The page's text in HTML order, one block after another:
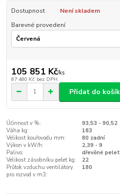
Dostupnost
Není skladem
Barevné provedení
105 851 Kč/ks
87 480 Kč bez DPH
Přidat do
Účinnost v %:
93,53 - 90,52
Váha kg:
183
Velikost kouřovodu mm:
80 zadní
Výkon v kW/h:
2,39 - 9
Palivo:
dřevěné
Velikost zásobníku pelet kg:
22
Průtok vzduchu ventilátory
pro rozvod v m3:
180